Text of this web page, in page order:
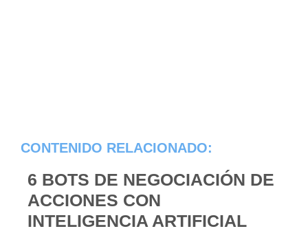
CONTENIDO RELACIONADO:
6 BOTS DE NEGOCIACIÓN DE
ACCIONES CON
INTELIGENCIA ARTIFICIAL